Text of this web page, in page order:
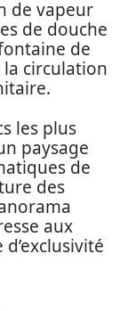
de vapeur
de douche
de
circulation
les plus
paysage
de
des
aux